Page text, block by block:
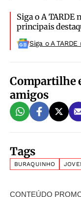
Siga o A TARDE
principais
Siga o A
Compartilhe
amigos
Tags
BURAQUINHO